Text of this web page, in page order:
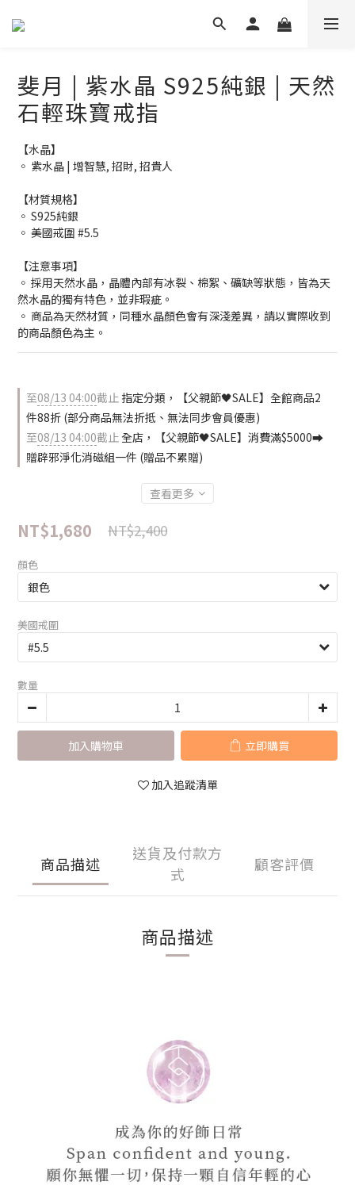
斐月 | 紫水晶 S925純銀 | 天然
石輕珠寶戒指
【水晶】
◦ 紫水晶 | 增智慧, 招財, 招貴人
【材質規格】
◦ S925純銀
◦ 美國戒圍 #5.5
【注意事項】
◦ 採用天然水晶，晶體內部有冰裂、棉絮、礦缺等狀態，皆為天
然水晶的獨有特色，並非瑕疵。
◦ 商品為天然材質，同種水晶顏色會有深淺差異，請以實際收到
的商品顏色為主。
至08/13 04:00截止 指定分類，【父親節🖤SALE】全館商品2
件88折 (部分商品無法折抵、無法同步會員優惠)
至08/13 04:00截止全店，【父親節🖤SALE】消費滿$5000⮕
贈辟邪淨化消磁組一件 (贈品不累贈)
查看更多
NT$1,680 NT$2,400
顏色
美國戒圍
數量
加入購物車 立即購買
加入追蹤清單
商品描述
送貨及付款方
式
顧客評價
商品描述